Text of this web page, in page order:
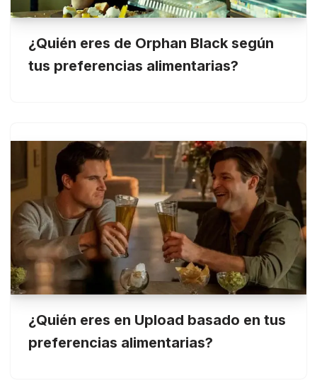
¿Quién eres de Orphan Black según
tus preferencias alimentarias?
¿Quién eres en Upload basado en tus
preferencias alimentarias?